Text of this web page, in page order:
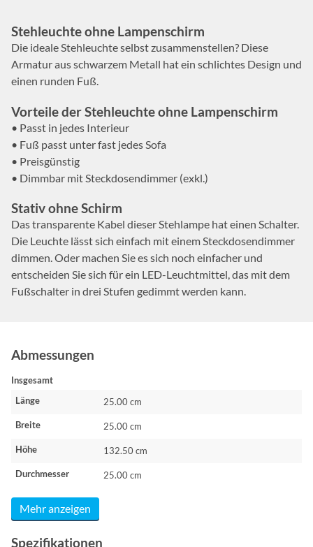
Stehleuchte ohne Lampenschirm
Die ideale Stehleuchte selbst zusammenstellen? Diese
Armatur aus schwarzem Metall hat ein schlichtes Design und
einen runden Fuß.
Vorteile der Stehleuchte ohne Lampenschirm
• Passt in jedes Interieur
• Fuß passt unter fast jedes Sofa
• Preisgünstig
• Dimmbar mit Steckdosendimmer (exkl.)
Stativ ohne Schirm
Das transparente Kabel dieser Stehlampe hat einen Schalter.
Die Leuchte lässt sich einfach mit einem Steckdosendimmer
dimmen. Oder machen Sie es sich noch einfacher und
entscheiden Sie sich für ein LED-Leuchtmittel, das mit dem
Fußschalter in drei Stufen gedimmt werden kann.
Abmessungen
Insgesamt
Länge
25.00 cm
Breite 25.00 cm
Höhe 132.50 cm
Durchmesser 25.00 cm
Mehr anzeigen
Spezifikationen